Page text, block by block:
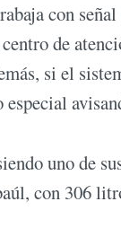
con
de
si el
uno de
con 306